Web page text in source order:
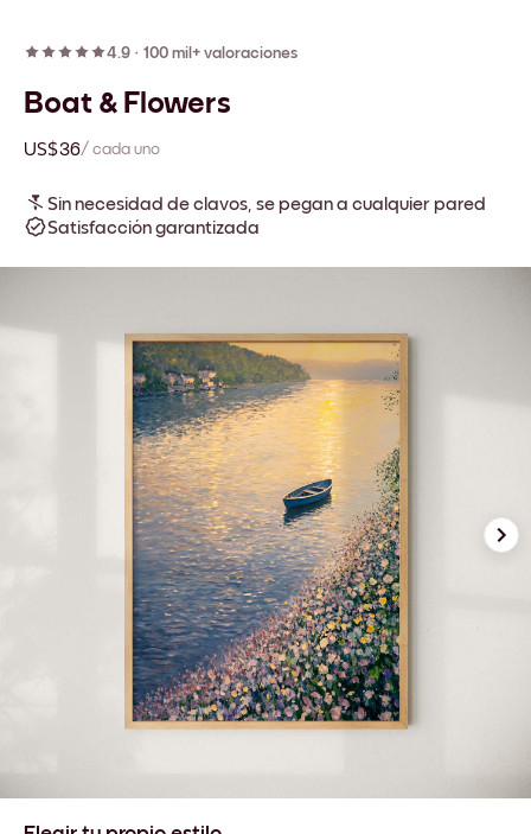
4.9 · 100 mil+ valoraciones
Boat & Flowers
US$36/ cada uno
Sin necesidad de clavos, se pegan a cualquier pared
Satisfacción garantizada